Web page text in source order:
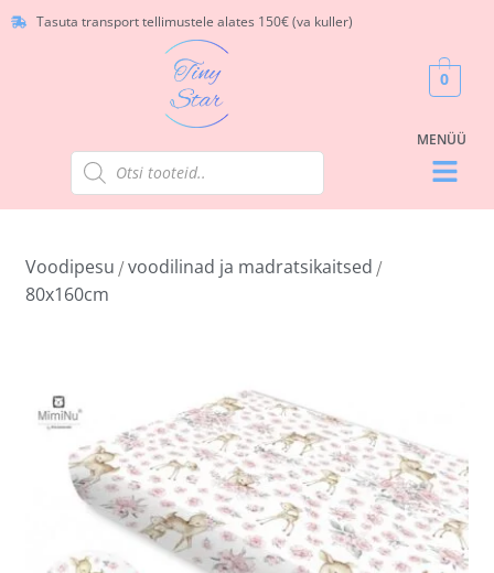
Tasuta transport tellimustele alates 150€ (va kuller)
0
Voodipesu /voodilinad ja madratsikaitsed /
80x160cm